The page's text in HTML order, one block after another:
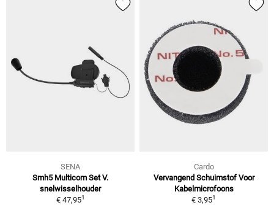
SENA
Smh5 Multicom Set V.
snelwisselhouder
€ 47,951
Cardo
Vervangend Schuimstof Voor
Kabelmicrofoons
€ 3,951